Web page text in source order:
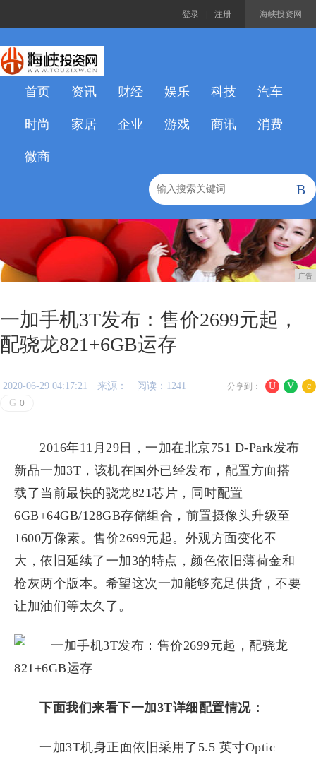
海峡投资网
登录 注册
首页 资讯 财经 娱乐 科技 汽车
时尚 家居 企业 游戏 商讯 消费
微商
B
广告
一加手机3T发布：售价2699元起，
配骁龙821+6GB运存
U V c
分享到：
2020-06-29 04:17:21 来源：
阅读：1241
G 0
2016年11月29日，一加在北京751 D-Park发布
新品一加3T，该机在国外已经发布，配置方面搭
载了当前最快的骁龙821芯片，同时配置
6GB+64GB/128GB存储组合，前置摄像头升级至
1600万像素。售价2699元起。外观方面变化不
大，依旧延续了一加3的特点，颜色依旧薄荷金和
枪灰两个版本。希望这次一加能够充足供货，不要
让加油们等太久了。
下面我们来看下一加3T详细配置情况：
一加3T机身正面依旧采用了5.5 英寸Optic